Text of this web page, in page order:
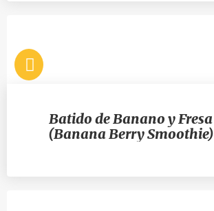
Batido de Banano y Fresa
(Banana Berry Smoothie)